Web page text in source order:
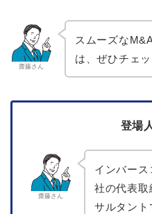
齋藤さん
スムーズな
は、ぜひチェ
登場
齋藤さん
インバー
社の代表取
サルタント